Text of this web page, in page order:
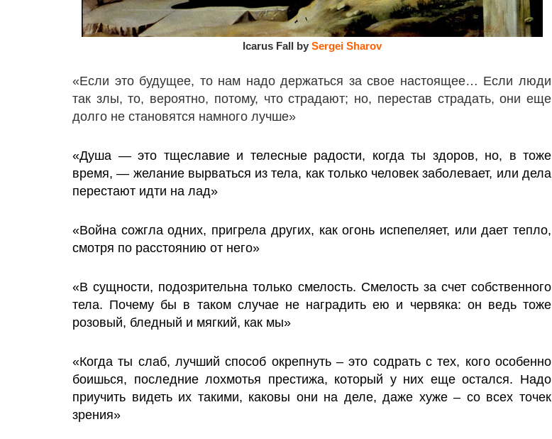
Icarus Fall by Sergei Sharov
«Если это будущее, то нам надо держаться за свое настоящее… Если люди
так злы, то, вероятно, потому, что страдают; но, перестав страдать, они еще
долго не становятся намного лучше»
«Душа — это тщеславие и телесные радости, когда ты здоров, но, в тоже
время, — желание вырваться из тела, как только человек заболевает, или дела
перестают идти на лад»
«Война сожгла одних, пригрела других, как огонь испепеляет, или дает тепло,
смотря по расстоянию от него»
«В сущности, подозрительна только смелость. Смелость за счет собственного
тела. Почему бы в таком случае не наградить ею и червяка: он ведь тоже
розовый, бледный и мягкий, как мы»
«Когда ты слаб, лучший способ окрепнуть – это содрать с тех, кого особенно
боишься, последние лохмотья престижа, который у них еще остался. Надо
приучить видеть их такими, каковы они на деле, даже хуже – со всех точек
зрения»